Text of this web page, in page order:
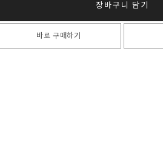
장바구니 담기
바로 구매하기